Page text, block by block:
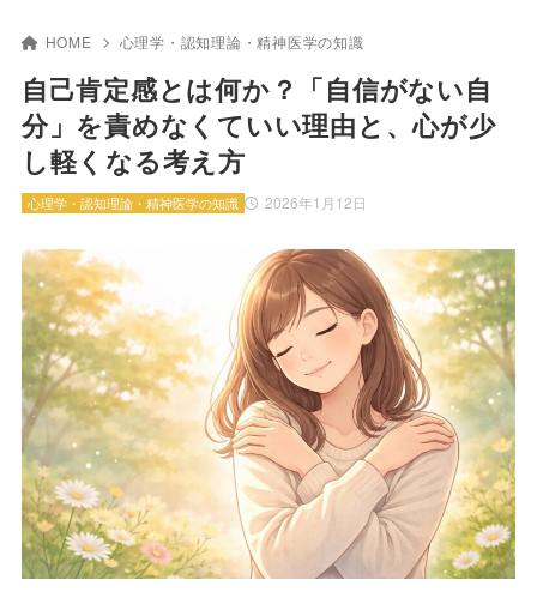
HOME 心理学・認知理論・精神医学の知識
自己肯定感とは何か？「自信がない自
分」を責めなくていい理由と、心が少
し軽くなる考え方
2026年1月12日
心理学・認知理論・精神医学の知識